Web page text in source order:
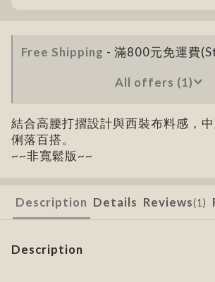
Free Shipping - 滿800元免運費
All offers (1)
結合高腰打摺設計與西裝布料感，中
俐落百搭。
~~非寬鬆版~~
Description Details Reviews(1)
Description